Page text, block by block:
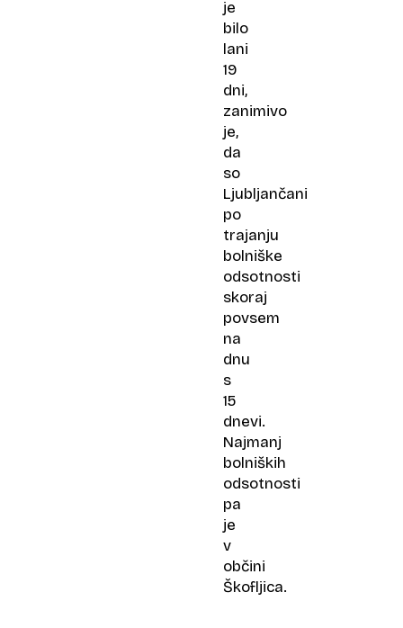
je
bilo
lani
19
dni,
zanimivo
je,
da
so
Ljubljančani
po
trajanju
bolniške
odsotnosti
skoraj
povsem
na
dnu
s
15
dnevi.
Najmanj
bolniških
odsotnosti
pa
je
v
občini
Škofljica.